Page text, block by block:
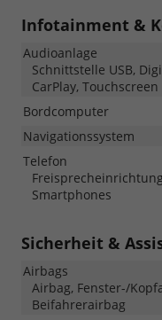
Infotainment &
Audioanlage
Schnittstelle USB,
CarPlay, Touchscreen
Bordcomputer
Navigationssystem
Telefon
Smartphones
Sicherheit &
Airbags
Airbag, Fenster-/
Beifahrerairbag